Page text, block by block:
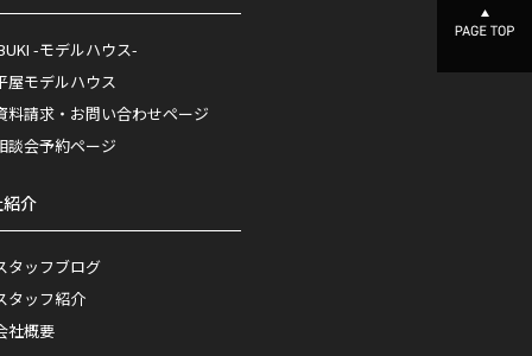
-モデルハウス-
屋モデルハウス
料請求・お問い合わせページ
談会予約ページ
介
タッフブログ
タッフ紹介
社概要